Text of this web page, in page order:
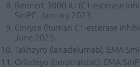
Berinert 3000 IU (C1-esterase
SmPC. January 2023.
Cinryze (human C1-esterase
June 2025.
Takhzyro (lanadelumab). EMA
Orladeyo (berotralstat). EMA